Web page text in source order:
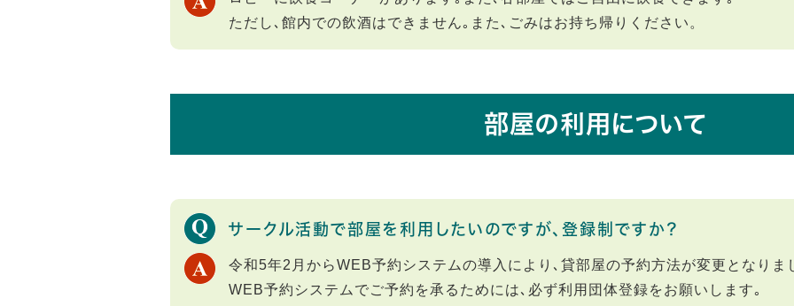
ただし､館内での飲酒はできません｡また､ごみはお持ち帰りください。
部屋の利用について
サークル活動で部屋を利用したいのですが、登録制ですか？
令和5年2月からWEB予約システムの導入により､貸部屋の予約方法が変更となりま
WEB予約システムでご予約を承るためには､必ず利用団体登録をお願いします｡